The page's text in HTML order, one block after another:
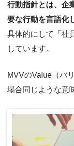
行動指針とは、企
要な行動を言語化
具体的にして「社
しています。
MVVのValue（バ
場合同じような意